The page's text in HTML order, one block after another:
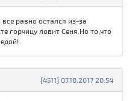
все равно остался из-за
горчицу ловит Сеня.Но то,что
[4511] 07.10.2017 20:54